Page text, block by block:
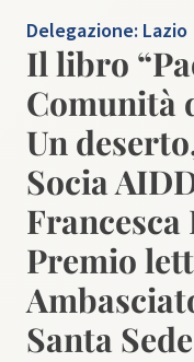
Delegazione: Lazio
Il libro
Comunità
Un
Socia
Premio
Santa